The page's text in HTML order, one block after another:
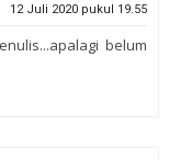
12 Juli 2020 pukul 19.55
belum